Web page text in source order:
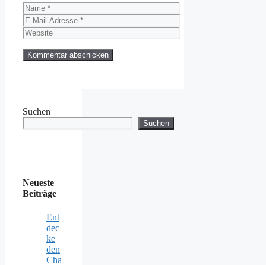
Name
E-
Mail-
Adresse
Website
Suchen
Suchen
Neueste
Beiträge
Ent
dec
ke
den
Cha